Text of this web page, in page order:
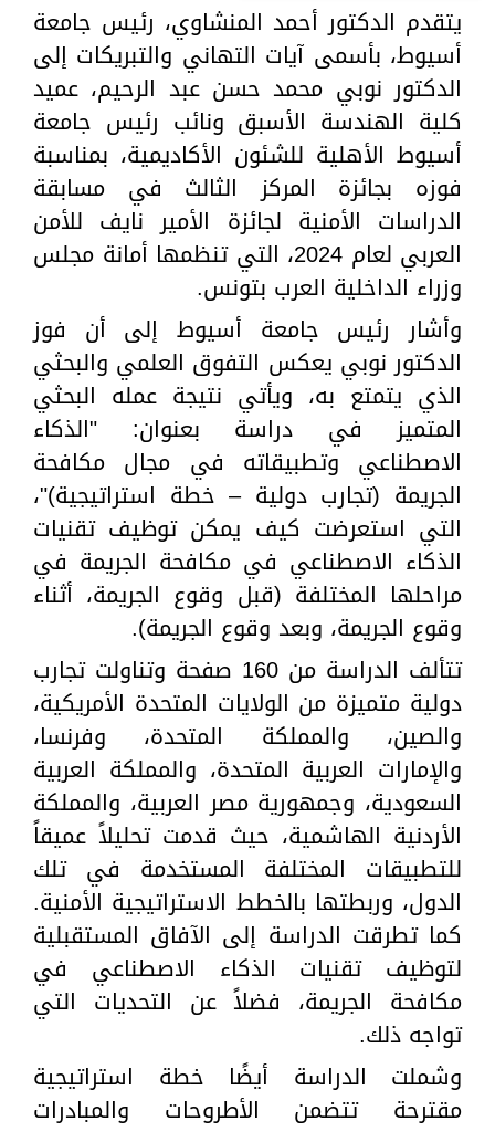
يتقدم الدكتور أحمد المنشاوي، رئيس جامعة
أسيوط، بأسمى آيات التهاني والتبريكات إلى
الدكتور نوبي محمد حسن عبد الرحيم، عميد
كلية الهندسة الأسبق ونائب رئيس جامعة
أسيوط الأهلية للشئون الأكاديمية، بمناسبة
فوزه بجائزة المركز الثالث في مسابقة
الدراسات الأمنية لجائزة الأمير نايف للأمن
العربي لعام 2024، التي تنظمها أمانة مجلس
وزراء الداخلية العرب بتونس.
وأشار رئيس جامعة أسيوط إلى أن فوز
الدكتور نوبي يعكس التفوق العلمي والبحثي
الذي يتمتع به، ويأتي نتيجة عمله البحثي
المتميز في دراسة بعنوان: "الذكاء
الاصطناعي وتطبيقاته في مجال مكافحة
الجريمة (تجارب دولية – خطة استراتيجية)"،
التي استعرضت كيف يمكن توظيف تقنيات
الذكاء الاصطناعي في مكافحة الجريمة في
مراحلها المختلفة (قبل وقوع الجريمة، أثناء
وقوع الجريمة، وبعد وقوع الجريمة).
تتألف الدراسة من 160 صفحة وتناولت تجارب
دولية متميزة من الولايات المتحدة الأمريكية،
والصين، والمملكة المتحدة، وفرنسا،
والإمارات العربية المتحدة، والمملكة العربية
السعودية، وجمهورية مصر العربية، والمملكة
الأردنية الهاشمية، حيث قدمت تحليلاً عميقاً
للتطبيقات المختلفة المستخدمة في تلك
الدول، وربطتها بالخطط الاستراتيجية الأمنية.
كما تطرقت الدراسة إلى الآفاق المستقبلية
لتوظيف تقنيات الذكاء الاصطناعي في
مكافحة الجريمة، فضلاً عن التحديات التي
تواجه ذلك.
وشملت الدراسة أيضًا خطة استراتيجية
مقترحة تتضمن الأطروحات والمبادرات